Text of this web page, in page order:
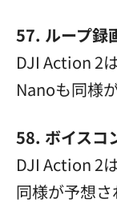
57. ループ録
DJI Action 2
Nanoも同様
58. ボイスコ
DJI Action 2
同様が予想さ